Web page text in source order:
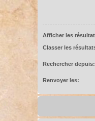
Afficher les
Classer les
Rechercher depuis:
Renvoyer les: